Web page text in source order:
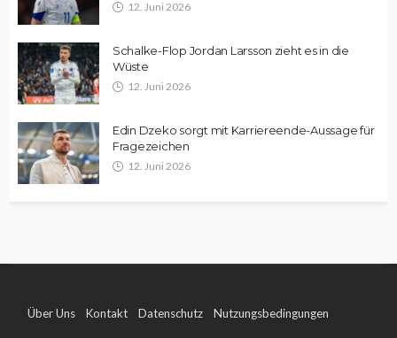
12. Juni 2026
Schalke-Flop Jordan Larsson zieht es in die
Wüste
12. Juni 2026
Edin Dzeko sorgt mit Karriereende-Aussage für
Fragezeichen
12. Juni 2026
Über Uns Kontakt Datenschutz Nutzungsbedingungen